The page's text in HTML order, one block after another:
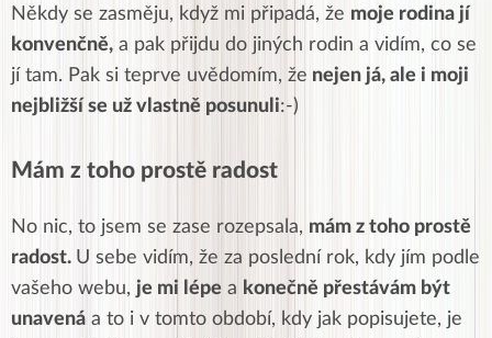
Někdy se zasměju, když mi připadá, že moje rodina jí
konvenčně, a pak přijdu do jiných rodin a vidím, co se
jí tam. Pak si teprve uvědomím, že nejen já, ale i moji
nejbližší se už vlastně posunuli:-)
Mám z toho prostě radost
No nic, to jsem se zase rozepsala, mám z toho prostě
radost. U sebe vidím, že za poslední rok, kdy jím podle
vašeho webu, je mi lépe a konečně přestávám být
unavená a to i v tomto období, kdy jak popisujete, je